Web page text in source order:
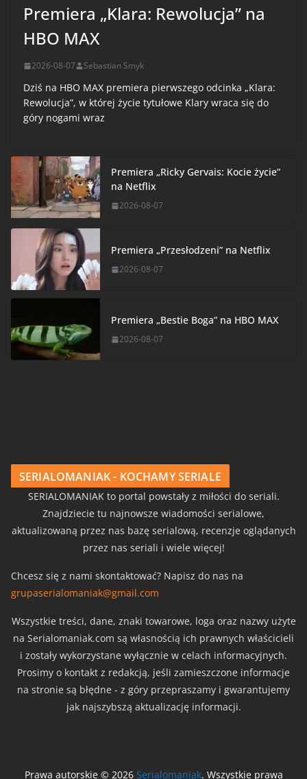
Premiera „Klara: Rewolucja” na
HBO MAX
2026-08-07 Sebastian Smyk
Dziś na HBO MAX premiera pierwszego odcinka „Klara:
Rewolucja”, w której życie tytułowe Klary wraca się do
góry nogami wraz
Premiera „Ricky Gervais: Kocie życie”
na Netflix
2026-08-07
Premiera „Przesłodzeni” na Netflix
2026-08-07
Premiera „Bestie Boga” na HBO MAX
2026-08-07
SERIALOMANIAK - KOCHAMY SERIALE
SERIALOMANIAK to portal powstały z miłości do seriali.
Znajdziecie tu najnowsze wiadomości serialowe,
aktualizowaną przez nas bazę serialową, recenzje oglądanych
przez nas seriali i wiele więcej!
Chcesz się z nami skontaktować? Napisz do nas na
grupaserialomaniak@gmail.com
Wszystkie treści, dane, znaki towarowe, loga oraz nazwy użyte
na Serialomaniak.com są własnością ich prawnych właścicieli
i zostały wykorzystane wyłącznie w celach informacyjnych.
Prosimy o kontakt z redakcją, jeśli zamieszczone informacje
na stronie są błędne - z góry przepraszamy i gwarantujemy
jak najszybszą aktualizację informacji.
Prawa autorskie © 2026 Serialomaniak. Wszystkie prawa